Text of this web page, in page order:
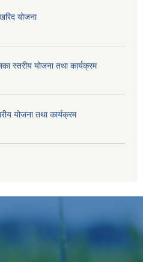
योजना
स्तरीय योजना तथा कार्यक्रम
योजना तथा कार्यक्रम